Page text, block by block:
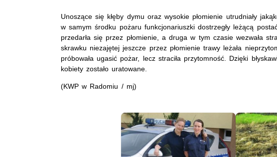
Unoszące się kłęby dymu oraz wysokie płomienie utrudniały
w samym środku pożaru funkcjonariuszki dostrzegły leżącą
przedarła się przez płomienie, a druga w tym czasie wezwała
skrawku niezajętej jeszcze przez płomienie trawy leżała
próbowała ugasić pożar, lecz straciła przytomność. Dzięki
kobiety zostało uratowane.
(KWP w Radomiu / mj)